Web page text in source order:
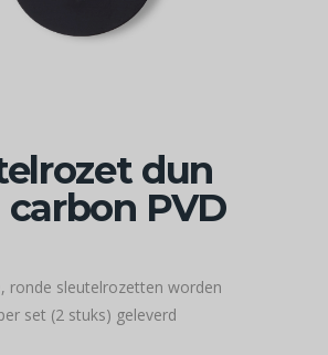
dun
PVD
ronde sleutelrozetten worden
set (2 stuks) geleverd